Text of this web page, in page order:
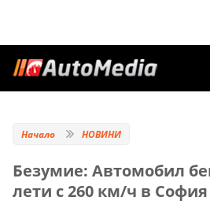
Начало НОВИНИ
Безумие: Автомобил
лети с 260 км/ч в София